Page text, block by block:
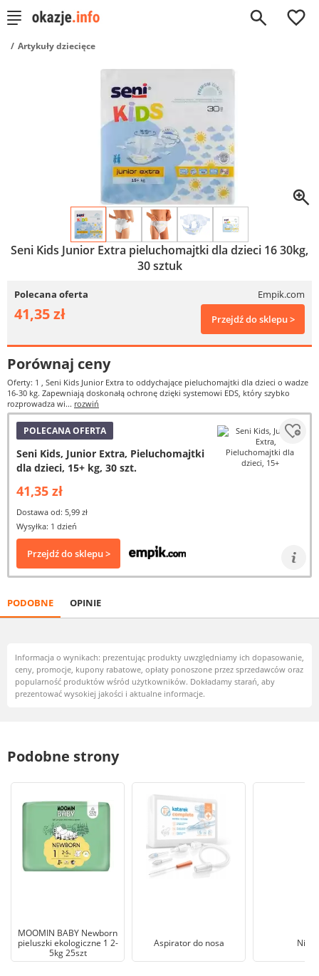
0
Artykuły dziecięce
Seni Kids Junior Extra pieluchomajtki dla dzieci 16 30kg,
30 sztuk
Polecana oferta Empik.com
41,35 zł Przejdź do sklepu >
Porównaj ceny
Oferty: 1 , Seni Kids Junior Extra to oddychające pieluchomajtki dla dzieci o wadze
16-30 kg. Zapewniają doskonałą ochronę dzięki systemowi EDS, który szybko
rozprowadza wi... rozwiń
POLECANA OFERTA
Seni Kids, Junior Extra, Pieluchomajtki
dla dzieci, 15+ kg, 30 szt.
41,35 zł
Dostawa od: 5,99 zł
Wysyłka: 1 dzień
Przejdź do sklepu >
PODOBNE OPINIE
Informacja o wynikach: prezentując produkty uwzględniamy ich dopasowanie,
ceny, promocje, kupony rabatowe, opłaty ponoszone przez sprzedawców oraz
popularność produktów wśród użytkowników. Dokładamy starań, aby
prezentować wysokiej jakości i aktualne informacje.
Podobne strony
MOOMIN BABY Newborn
pieluszki ekologiczne 1 2-
5kg 25szt
Aspirator do nosa